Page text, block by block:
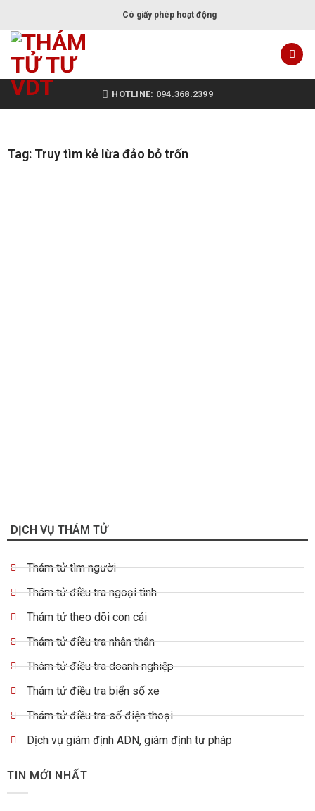
Có giấy phép hoạt động
HOTLINE: 094.368.2399
Tag: Truy tìm kẻ lừa đảo bỏ trốn
DỊCH VỤ THÁM TỬ
Thám tử tìm người
Thám tử điều tra ngoại tình
Thám tử theo dõi con cái
Thám tử điều tra nhân thân
Thám tử điều tra doanh nghiệp
Thám tử điều tra biển số xe
Thám tử điều tra số điện thoại
Dịch vụ giám định ADN, giám định tư pháp
TIN MỚI NHẤT